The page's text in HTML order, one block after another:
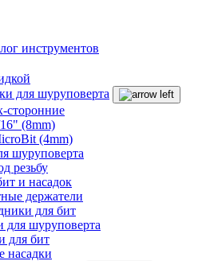
инструментов
для шуруповерта
сторонние
(8mm)
(4mm)
шуруповерта
резьбу
и насадок
держатели
для бит
для шуруповерта
для бит
насадки